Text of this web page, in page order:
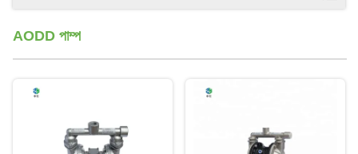
AODD পাম্প